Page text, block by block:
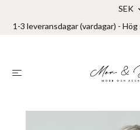
SEK
1-3 leveransdagar (vardagar) -